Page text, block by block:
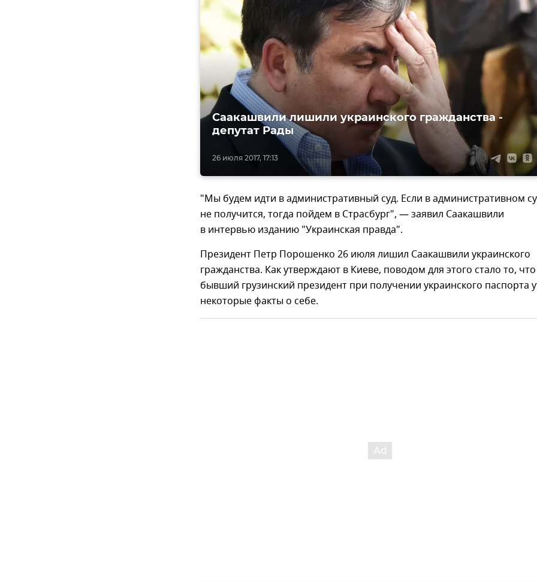
26 июля 2017, 17:13
Саакашвили лишили украинского гражданства -
депутат Рады
"Мы будем идти в административный суд. Если в административном
не получится, тогда пойдем в Страсбург", — заявил Саакашвили
в интервью изданию "Украинская правда".
Президент Петр Порошенко 26 июля лишил Саакашвили украинского
гражданства. Как утверждают в Киеве, поводом для этого стало то, что
бывший грузинский президент при получении украинского паспорта
некоторые факты о себе.